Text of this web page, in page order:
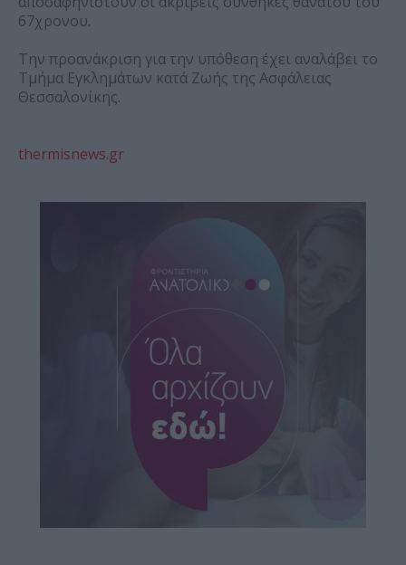
67χρονου.
Την προανάκριση για την υπόθεση έχει αναλάβει το
Τμήμα Εγκλημάτων κατά Ζωής της Ασφάλειας
Θεσσαλονίκης.
thermisnews.gr